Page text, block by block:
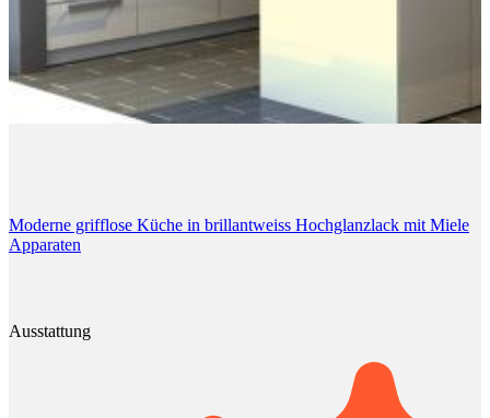
Moderne grifflose Küche in brillantweiss Hochglanzlack mit Miele
Apparaten
Ausstattung